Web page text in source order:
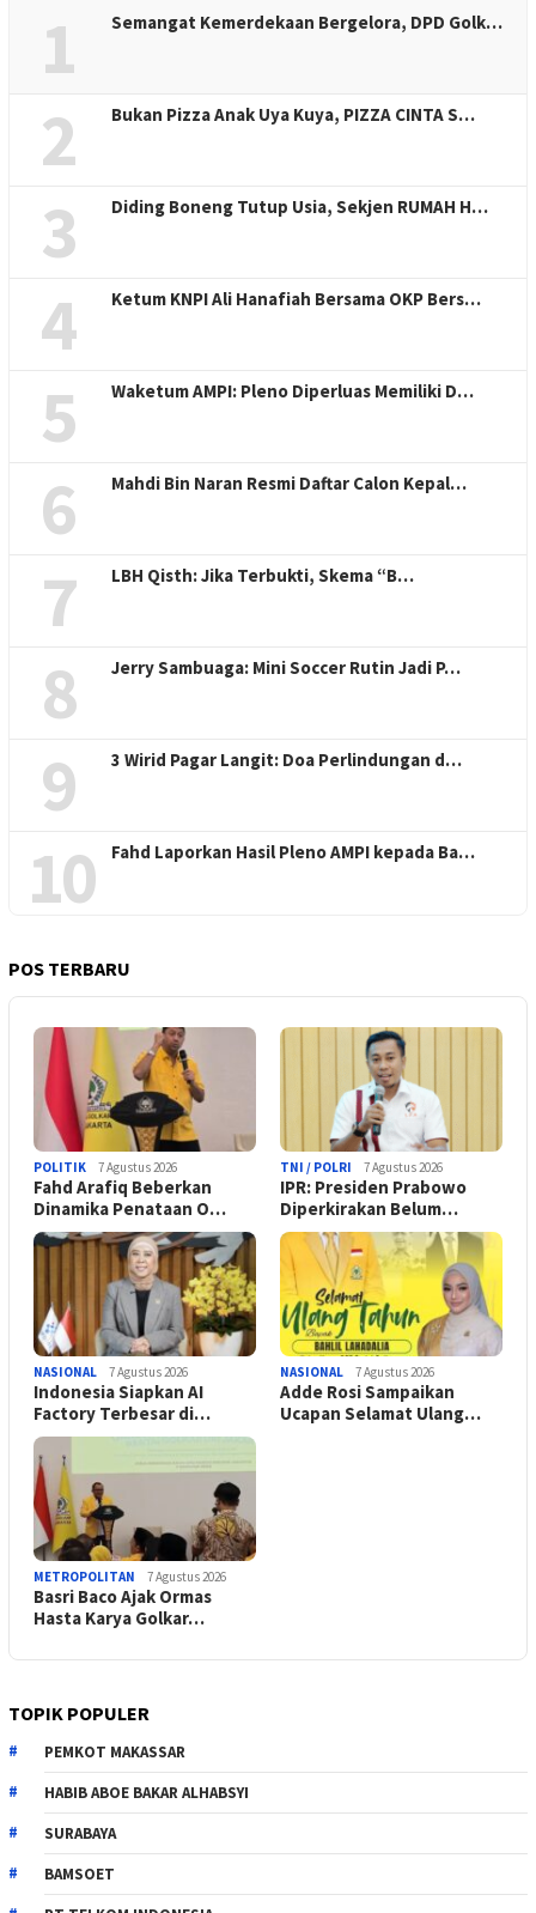
1 Semangat Kemerdekaan Bergelora, DPD Golk…
2 Bukan Pizza Anak Uya Kuya, PIZZA CINTA S…
3 Diding Boneng Tutup Usia, Sekjen RUMAH H…
4 Ketum KNPI Ali Hanafiah Bersama OKP Bers…
5 Waketum AMPI: Pleno Diperluas Memiliki D…
6 Mahdi Bin Naran Resmi Daftar Calon Kepal…
7 LBH Qisth: Jika Terbukti, Skema “B…
8 Jerry Sambuaga: Mini Soccer Rutin Jadi P…
9 3 Wirid Pagar Langit: Doa Perlindungan d…
10 Fahd Laporkan Hasil Pleno AMPI kepada Ba…
POS TERBARU
POLITIK 7 Agustus 2026
Fahd Arafiq Beberkan
Dinamika Penataan O…
TNI / POLRI 7 Agustus 2026
IPR: Presiden Prabowo
Diperkirakan Belum…
NASIONAL 7 Agustus 2026
Indonesia Siapkan AI
Factory Terbesar di…
NASIONAL 7 Agustus 2026
Adde Rosi Sampaikan
Ucapan Selamat Ulang…
METROPOLITAN 7 Agustus 2026
Basri Baco Ajak Ormas
Hasta Karya Golkar…
TOPIK POPULER
PEMKOT MAKASSAR
HABIB ABOE BAKAR ALHABSYI
SURABAYA
BAMSOET